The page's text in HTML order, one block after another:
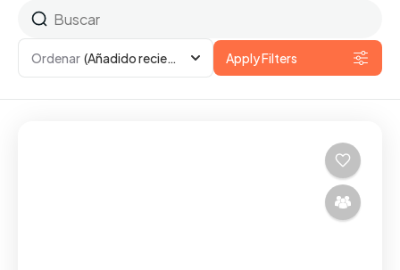
Ordenar (Añadido recientemente) Apply Filters